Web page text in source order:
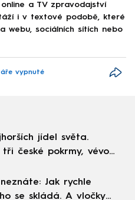
a TV zpravodajství
i v textové podobě, které
webu, sociálních sítích nebo
vypnuté
jídel světa.
české pokrmy, vévodí
Jak rychle
se skládá. A vločky